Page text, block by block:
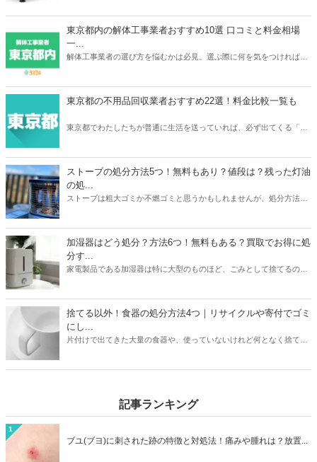
相場や、おすすめの買取業者3つを紹介。リサイクルショップでの査
らいで売れるのか？確認してみてください。
東京都内の解体工事業者おすすめ10選 口コミと料金相場
一...
解体工事業者の選び方を悩むかは必見。選ぶ際に何を気をつければ良
で、しっかりと慎重に選べるよう準備しましょう。
東京都の不用品回収業者おすすめ22選！料金比較一覧も
東京都でわたしたちが普通に生活を送っていれば、必ず出てくる「不
を選ぶことで、不用品を便利でお得に処分をすることができますよ。
ストーブの処分方法5つ！無料もあり？値段は？残った灯油
の処...
ストーブは粗大ゴミか不燃ゴミと思うかもしれませんが、処分方法は
ます。また灯油の残りの処分方法も解説。ストーブと同時に処分して
おくと忘れずにすみますよ。本記事を読んであなたの家のストーブの
メーカーや状態に合わせた最もお得な処分方法を見つけましょう。
加湿器はどう処分？方法6つ！無料もある？買取でお得に処
分す...
家電製品である加湿器は特に大型のものほど、ごみとして捨てるのは
のか？ヤマダ電機などの家電量販店で引き取りはあるのか？なども解
説しています。お持ちの加湿器のメーカーや状態に合わせて、最もお
得に加湿器を処分する方法を見つけましょう。
捨てる以外！食器の処分方法4つ｜リサイクルや寄付でゴミ
にし...
片付けで出てきた大量の食器や、使っていないけれど何となく捨てに
にならず処分することができますよ。
記事ランキング
1
ブユ(ブヨ)に刺された跡の特徴と対処法！痛みや腫れは？放置...